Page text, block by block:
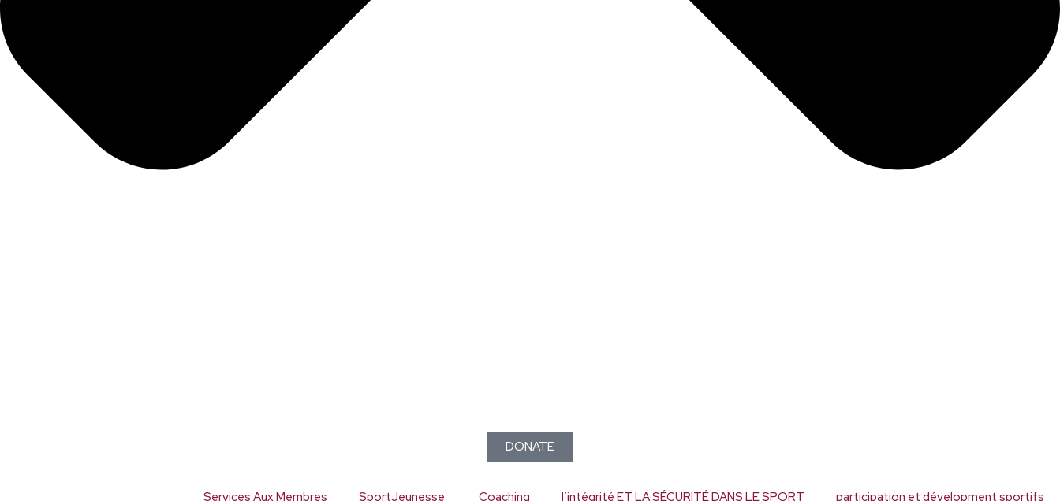
DONATE
Services Aux Membres SportJeunesse Coaching l’intégrité ET LA SÉCURITÉ DANS LE SPORT participation et dévelopment sportifs